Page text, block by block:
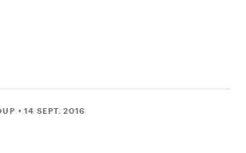
• 14 SEPT. 2016